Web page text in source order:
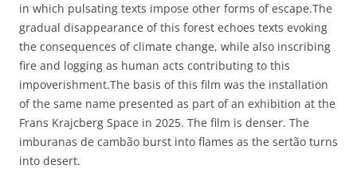
in which pulsating texts impose other forms of escape.The
gradual disappearance of this forest echoes texts evoking
the consequences of climate change, while also inscribing
fire and logging as human acts contributing to this
impoverishment.The basis of this film was the installation
of the same name presented as part of an exhibition at the
Frans Krajcberg Space in 2025. The film is denser. The
imburanas de cambão burst into flames as the sertão turns
into desert.